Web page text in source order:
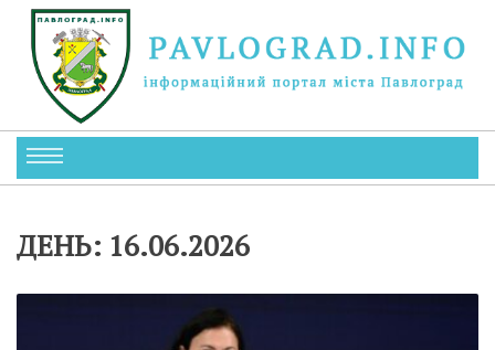
ДЕНЬ: 16.06.2026